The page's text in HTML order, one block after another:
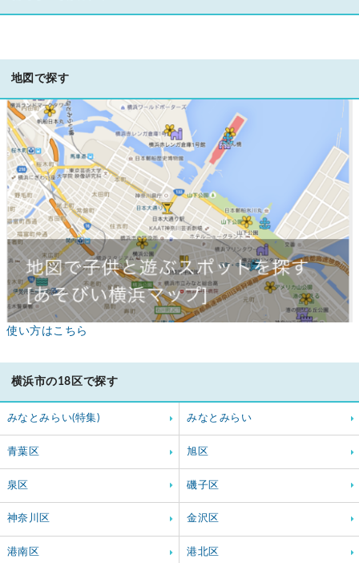
地図で探す
使い方はこちら
横浜市の18区で探す
みなとみらい(特集) みなとみらい
青葉区 旭区
泉区 磯子区
神奈川区 金沢区
港南区 港北区